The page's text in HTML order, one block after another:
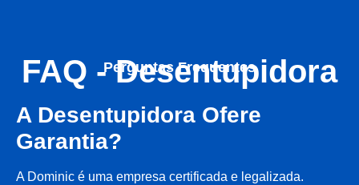
Perguntas Frequentes
FAQ - Desentupidora
A Desentupidora Ofere
Garantia?
A Dominic é uma empresa certificada e legalizada.